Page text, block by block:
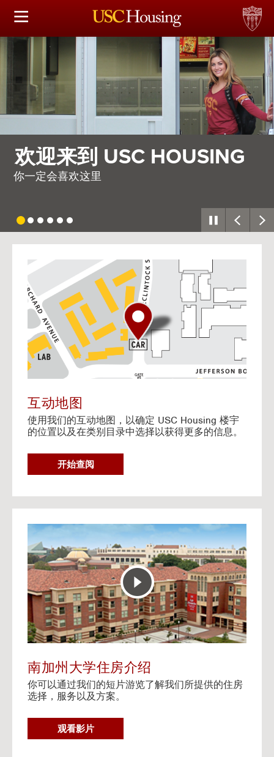
住房选择
财务实事资讯
会议资讯
常见问题解答
需要整个村庄
因此，我们建造了一座
USC
Housing
G
o
t
o
n
t
e
r
t
i
v
e
p
互动地图
使用我们的互动地图，以确定 USC Housing 楼宇
的位置以及在类别目录中选择以获得更多的信息。
G
O
N
E
R
A
C
T
I
V
E
A
P
开始查阅
G
o
t
o
H
o
u
i
n
V
i
d
e
南加州大学住房介绍
你可以通过我们的短片游览了解我们所提供的住房
选择，服务以及方案。
G
O
观看影片